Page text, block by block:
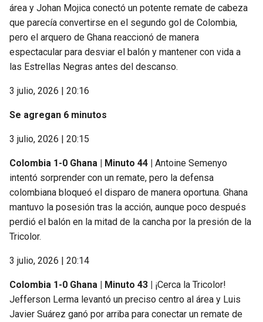
área y Johan Mojica conectó un potente remate de cabeza
que parecía convertirse en el segundo gol de Colombia,
pero el arquero de Ghana reaccionó de manera
espectacular para desviar el balón y mantener con vida a
las Estrellas Negras antes del descanso.
3 julio, 2026 | 20:16
Se agregan 6 minutos
3 julio, 2026 | 20:15
Colombia 1-0 Ghana | Minuto 44 | Antoine Semenyo
intentó sorprender con un remate, pero la defensa
colombiana bloqueó el disparo de manera oportuna. Ghana
mantuvo la posesión tras la acción, aunque poco después
perdió el balón en la mitad de la cancha por la presión de la
Tricolor.
3 julio, 2026 | 20:14
Colombia 1-0 Ghana | Minuto 43 | ¡Cerca la Tricolor!
Jefferson Lerma levantó un preciso centro al área y Luis
Javier Suárez ganó por arriba para conectar un remate de